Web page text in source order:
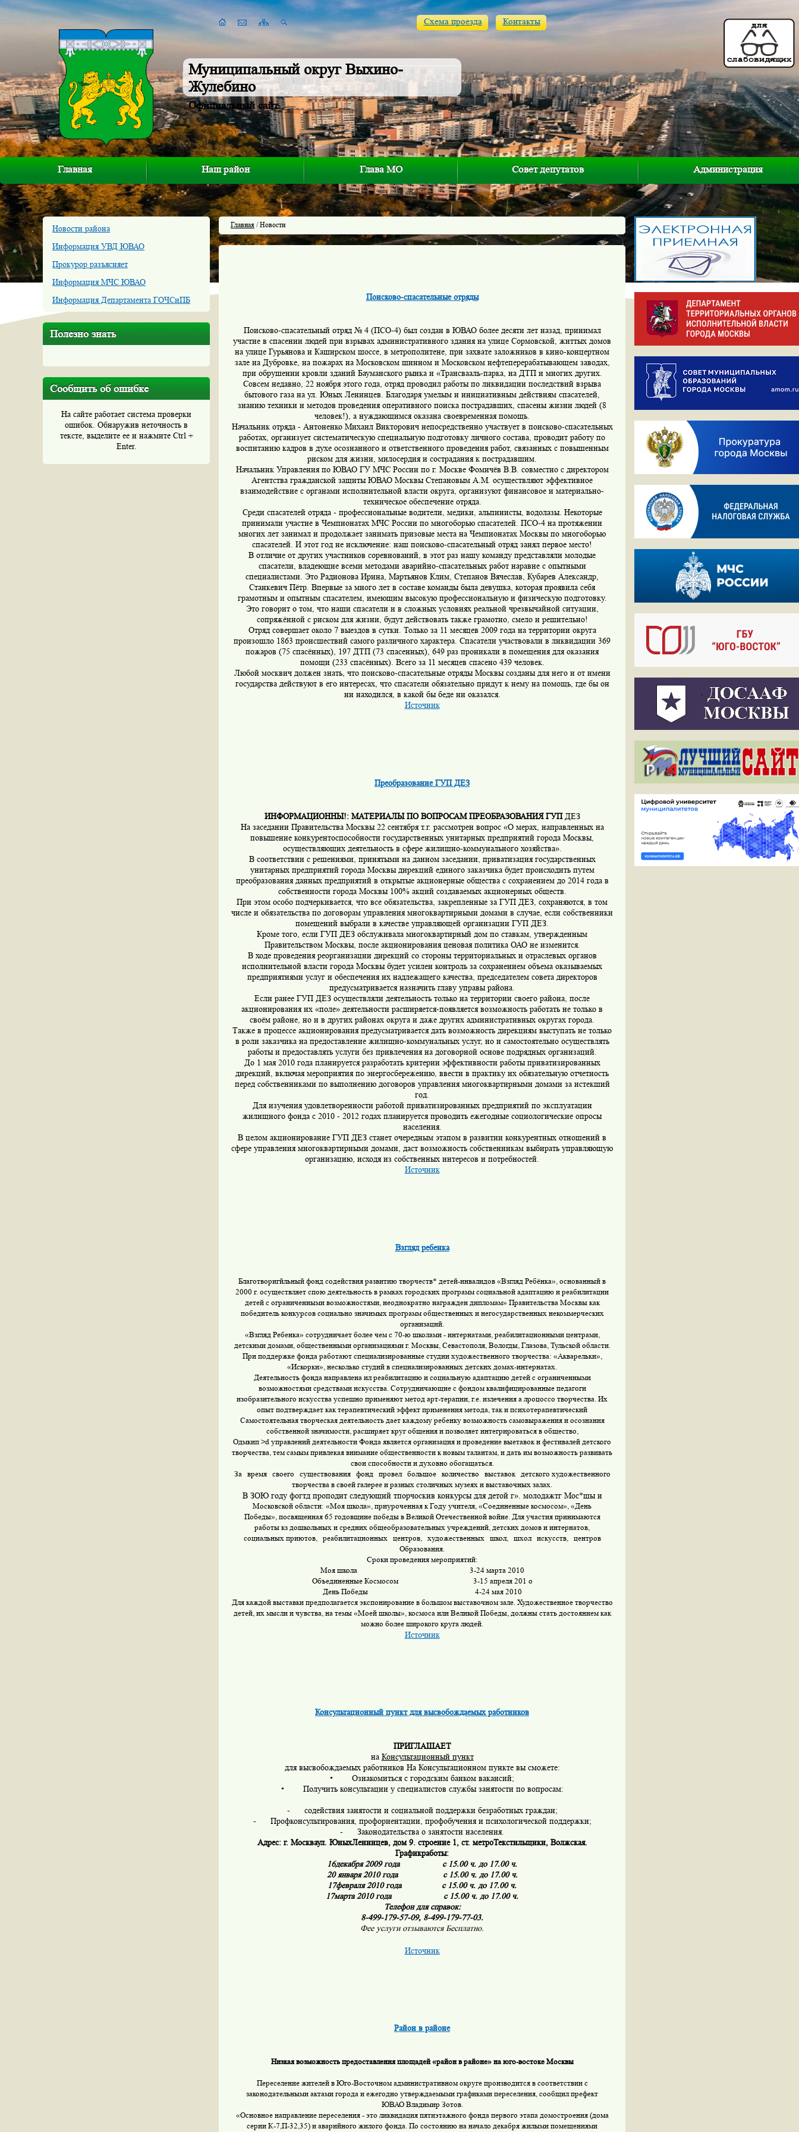
Муниципальный округ Выхино-
Жулебино
Официальный сайт
Схема проезда Контакты
Главная Наш район Глава МО Совет депутатов Администрация
Новости района
Информация УВД ЮВАО
Прокурор разъясняет
Информация МЧС ЮВАО
Информация Департамента ГОЧСиПБ
Полезно знать
Сообщить об ошибке
На сайте работает система проверки
ошибок. Обнаружив неточность в
тексте, выделите ее и нажмите Ctrl +
Enter.
Главная / Новости
Поисково-спасательные отряды
Поисково-спасательный отряд № 4 (ПСО-4) был создан в ЮВАО более десяти лет назад, принимал
участие в спасении людей при взрывах административного здания на улице Сормовской, життых домов
на улице Гурьянова и Каширском шоссе, в метрополитене, при захвате заложников в кино-концертном
зале на Дубровке, на пожарах на Московском шинном и Московском нефтеперерабатывающем заводах,
при обрушении кровли зданий Бауманского рынка и «Трансвааль-парка, на ДТП и многих других.
Совсем недавно, 22 ноября этого года, отряд проводил работы по ликвидации последствий взрыва
бытового газа на ул. Юных Ленинцев. Благодаря умелым и инициативным действиям спасателей,
знанию техники и методов проведения оперативного поиска пострадавших, спасены жизни людей (8
человек!), а нуждающимся оказана своевременная помощь.
Начальник отряда - Антоненко Михаил Викторович непосредственно участвует в поисково-спасательных
работах, организует систематическую специальную подготовку личного состава, проводит работу по
воспитанию кадров в духе осознанного и ответственного проведения работ, связанных с повышенным
риском для жизни, милосердия и сострадания к пострадавшим.
Начальник Управления по ЮВАО ГУ МЧС России по г. Москве Фомичёв В.В. совместно с директором
Агентства гражданской защиты ЮВАО Москвы Степановым А.М. осуществляют эффективное
взаимодействие с органами исполнительной власти округа, организуют финансовое и материально-
техническое обеспечение отряда.
Среди спасателей отряда - профессиональные водители, медики, альпинисты, водолазы. Некоторые
принимали участие в Чемпионатах МЧС России по многоборью спасателей. ПСО-4 на протяжении
многих лет занимал и продолжает занимать призовые места на Чемпионатах Москвы по многоборью
спасателей. И этот год не исключение: наш поисково-спасательный отряд занял первое место!
В отличие от других участников соревнований, в этот раз нашу команду представляли молодые
спасатели, владеющие всеми методами аварийно-спасательных работ наравне с опытными
специалистами. Это Радионова Ирина, Мартьянов Клим, Степанов Вячеслав, Кубарев Александр,
Станкевич Пётр. Впервые за много лет в составе команды была девушка, которая проявила себя
грамотным и опытным спасателем, имеющим высокую профессиональную и физическую подготовку.
Это говорит о том, что наши спасатели и в сложных условиях реальной чрезвычайной ситуации,
сопряжённой с риском для жизни, будут действовать также грамотно, смело и решительно!
Отряд совершает около 7 выездов в сутки. Только за 11 месяцев 2009 года на территории округа
произошло 1863 происшествий самого различного характера. Спасатели участвовали в ликвидации 369
пожаров (75 спасённых), 197 ДТП (73 спасенных), 649 раз проникали в помещения для оказания
помощи (233 спасённых). Всего за 11 месяцев спасено 439 человек.
Любой москвич должен знать, что поисково-спасательные отряды Москвы созданы для него и от имени
государства действуют в его интересах, что спасатели обязательно придут к нему на помощь, где бы он
ни находился, в какой бы беде ни оказался.
Источник
Преобразование ГУП ДЕЗ
ИНФОРМАЦИОННЫ!: МАТЕРИАЛЫ ПО ВОПРОСАМ ПРЕОБРАЗОВАНИЯ ГУПДЕЗ
На заседании Правительства Москвы 22 сентября т.г. рассмотрен вопрос «О мерах, направленных на
повышение конкурентоспособности государственных унитарных предприятий города Москвы,
осуществляющих деятельность в сфере жилищно-коммунального хозяйства».
В соответствии с решениями, принятыми на данном заседании, приватизация государственных
унитарных предприятий города Москвы дирекций единого заказчика будет происходить путем
преобразования данных предприятий в открытые акционерные общества с сохранением до 2014 года в
собственности города Москвы 100% акций создаваемых акционерных обществ.
При этом особо подчеркивается, что все обязательства, закрепленные за ГУП ДЕЗ, сохраняются, в том
числе и обязательства по договорам управления многоквартирными домами в случае, если собственники
помещений выбрали в качестве управляющей организации ГУП ДЕЗ.
Кроме того, если ГУП ДЕЗ обслуживала многоквартирный дом по ставкам, утвержденным
Правительством Москвы, после акционирования ценовая политика ОАО не изменится.
В ходе проведения реорганизации дирекций со стороны территориальных и отраслевых органов
исполнительной власти города Москвы будет усилен контроль за сохранением объема оказываемых
предприятиями услуг и обеспечения их надлежащего качества, председателем совета директоров
предусматривается назначить главу управы района.
Если ранее ГУП ДЕЗ осуществляли деятельность только на территории своего района, после
акционирования их «поле» деятельности расширяется-появляется возможность работать не только в
своём районе, но и в других районах округа и даже других административных округах города.
Также в процессе акционирования предусматривается дать возможность дирекциям выступать не только
в роли заказчика на предоставление жилищно-коммунальных услуг, но и самостоятельно осуществлять
работы и предоставлять услуги без привлечения на договорной основе подрядных организаций.
До 1 мая 2010 года планируется разработать критерии эффективности работы приватизированных
дирекций, включая мероприятия по энергосбережению, ввести в практику их обязательную отчетность
перед собственниками по выполнению договоров управления многоквартирными домами за истекший
год.
Для изучения удовлетворенности работой приватизированных предприятий по эксплуатации
жилищного фонда с 2010 - 2012 годах планируется проводить ежегодные социологические опросы
населения.
В целом акционирование ГУП ДЕЗ станет очередным этапом в развитии конкурентных отношений в
сфере управления многоквартирными домами, даст возможность собственникам выбирать управляющую
организацию, исходя из собственных интересов и потребностей.
Источник
Взгляд ребенка
Благотворигйльный фонд содействия развитию творчеств* детей-инвалидов «Взгляд Ребёнка», основанный в
2000 г. осуществляет спою деятельность в рамках городских программ социальной адаптацию и реабилитации
детей с ограниченными возможностями, неоднократно награжден дипломам» Правительства Москвы как
победитель конкурсов социально значимых программ общественных и негосударственных некоммерческих
организаций.
«Взгляд Ребенка» сотрудничает более чем с 70-ю школами - интернатами, реабилитационными центрами,
детскими домами, общественными организациями г. Москвы, Севастополя, Вологды, Глазова, Тульской области.
При поддержке фонда работают специализированные студии художественного творчества: «Акварельки»,
«Искорки», несколько студий в специализированных детских домах-интернатах.
Деятельность фонда направлена ил реабилитацию и социальную адаптацию детей с ограниченными
возможностями средствами искусства. Сотрудничающие с фондом квалифицированные педагоги
изобразительного искусства успешно применяют метод арт-терапии, г.е. излечения а лроцоссо творчества. Их
опыт подтверждает как терапевтический эффект применения метода, так и психотерапевтический
Самостоятельная творческая деятельность дает каждому ребенку возможность самовыражения и осознания
собственной значимости, расширяет круг общения и позволяет интегрироваться в общество,
Одмкип >d управлений деятельности Фонда является организация и проведение выетавок н фестивалей детского
творчества, тем самым привлекая внимание общественности к новым талантам, и дать им возможность развивать
свои способности и духовно обогащаться.
За время своего существования фонд провел большое количество выставок детского художественного
творчества в своей галерее и разных столичных музеях и выставочных залах.
В ЗОЮ году фогтд проподит следующий тпорчоскив конкурсы для детой г». молодажтг Мос*шы и
Московской области: «Моя школа», приуроченная к Году учителя, «Соединенные космосом», «День
Победы», посвященная 65 годовщине победы в Великой Отечественной войне. Для участия принимаются
работы кз дошкольных и средних общеобразовательных учреждений, детских домов и интернатов,
социальных приютов,
реабилитационных центров, художественных школ, шхол искусств, центров
Образования.
Сроки проведения мероприятий:
Моя школа
3-24 марта 2010
Объединенные Космосом
3-15 апреля 201 о
День Победы
4-24 мая 2010
Для каждой выставки предполагается экспонирование в большом выставочном зале. Художественное творчество
детей, их мысли и чувства, на темы «Моей школы», космоса или Великой Победы, должны стать достоянием как
можно более широкого круга людей.
Источник
Консультационный пункт для высвобождаемых работников
ПРИГЛАШАЕТ
на Консультационный пункт
для высвобождаемых работников На Консультационном пункте вы сможете:
•
Ознакомиться с городским банком вакансий;
•
Получить консультации у специалистов службы занятости по вопросам:
-
содействия занятости и социальной поддержки безработных граждан;
-
Профконсультирования, профориентации, профобучения и психологической поддержки;
-
Законодательства о занятости населения.
Адрес: г. Москваул. ЮныхЛенинцев, дом9. строение1, ст. метроТекстильщики, Волжская.
Графикработы:
16декабря2009года с15.00ч. до17.00ч.
20января2010года с15.00ч. до17.00ч.
17февраля2010года с15.00ч. до17.00ч.
17марта2010года с15.00ч. до17.00ч.
Телефон для справок:
8-499-179-57-09, 8-499-179-77-03.
Фее услуги отзываются Бесплатно.
Источник
Район в районе
Низкая возможность предоставления площадей «район в районе» на юго-востоке Москвы
Переселение жителей в Юго-Восточном административном округе производится в соответствии с
законодательными актами города и ежегодно утверждаемыми графиками переселения, сообщил префект
ЮВАО Владимир Зотов.
«Основное направление переселения - это ликвидация пятиэтажного фонда первого этапа домостроения (дома
серии К-7,П-32,35) и аварийного жилого фонда. По состоянию на начало декабря жилыми помещениями